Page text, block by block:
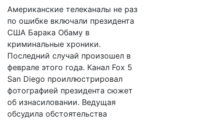
Американские телеканалы не раз
по ошибке включали президента
США Барака Обаму в
криминальные хроники.
Последний случай произошел в
феврале этого года. Канал Fox 5
San Diego проиллюстрировал
фотографией президента сюжет
об изнасиловании. Ведущая
обсудила обстоятельства